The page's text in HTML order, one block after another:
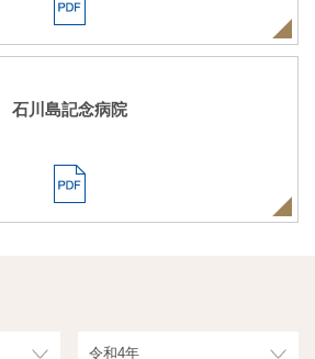
石川島記念病院